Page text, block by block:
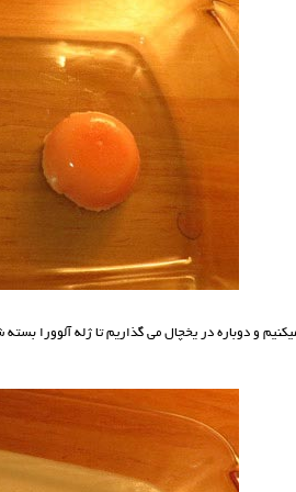
و دوباره در یخچال می گذاریم تا ژله آلوورا